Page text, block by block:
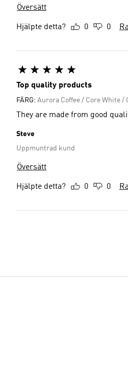
Översätt
Hjälpte detta? 0 0
Top quality products
FÄRG: Aurora Coffee / Core White /
They are made from good
Steve
Uppmuntrad kund
Översätt
Hjälpte detta? 0 0